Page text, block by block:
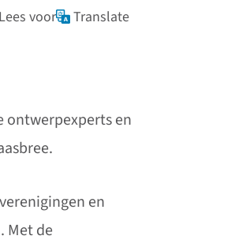
Lees voor Translate
ontwerpexperts en
en
Met de